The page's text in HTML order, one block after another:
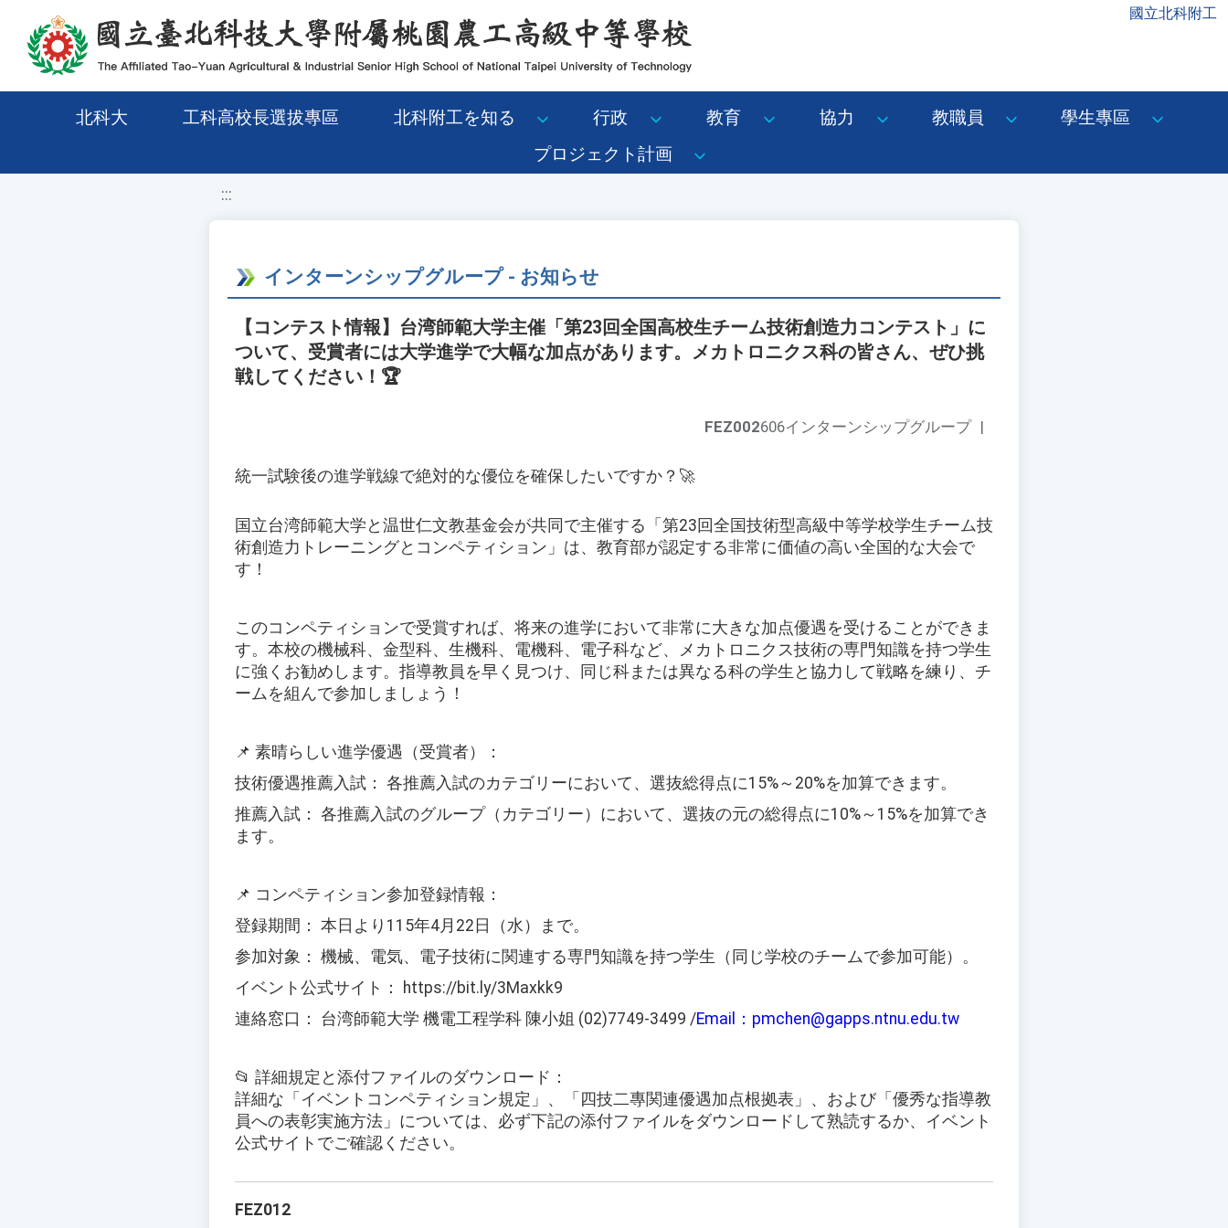
移至網頁之主要內容區位置 國立北科附工
北科大 工科高校長選拔專區 北科附工を知る 行政 教育 協力 教職員
學生專區
プロジェクト計画
:::
インターンシップグループ - お知らせ
【コンテスト情報】台湾師範大学主催「第23回全国高校生チーム技術創造力コンテスト」に
ついて、受賞者には大学進学で大幅な加点があります。メカトロニクス科の皆さん、ぜひ挑
戦してください！🏆
FEZ002606インターンシップグループ |
統一試験後の進学戦線で絶対的な優位を確保したいですか？🚀
国立台湾師範大学と温世仁文教基金会が共同で主催する「第23回全国技術型高級中等学校学生チーム技
術創造力トレーニングとコンペティション」は、教育部が認定する非常に価値の高い全国的な大会で
す！
このコンペティションで受賞すれば、将来の進学において非常に大きな加点優遇を受けることができま
す。本校の機械科、金型科、生機科、電機科、電子科など、メカトロニクス技術の専門知識を持つ学生
に強くお勧めします。指導教員を早く見つけ、同じ科または異なる科の学生と協力して戦略を練り、チ
ームを組んで参加しましょう！
📌 素晴らしい進学優遇（受賞者）：
技術優遇推薦入試： 各推薦入試のカテゴリーにおいて、選抜総得点に15%～20%を加算できます。
推薦入試： 各推薦入試のグループ（カテゴリー）において、選抜の元の総得点に10%～15%を加算でき
ます。
📌 コンペティション参加登録情報：
登録期間： 本日より115年4月22日（水）まで。
参加対象： 機械、電気、電子技術に関連する専門知識を持つ学生（同じ学校のチームで参加可能）。
イベント公式サイト： https://bit.ly/3Maxkk9
連絡窓口： 台湾師範大学 機電工程学科 陳小姐 (02)7749-3499 /Email：pmchen@gapps.ntnu.edu.tw
📂 詳細規定と添付ファイルのダウンロード：
詳細な「イベントコンペティション規定」、「四技二專関連優遇加点根拠表」、および「優秀な指導教
員への表彰実施方法」については、必ず下記の添付ファイルをダウンロードして熟読するか、イベント
公式サイトでご確認ください。
FEZ012